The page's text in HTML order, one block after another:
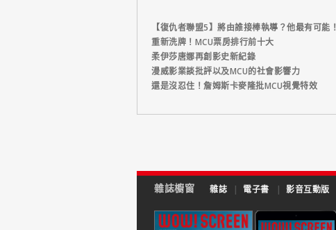
【復仇者聯盟5】將由誰接棒執導？他最有可能！
重新洗牌！MCU票房排行前十大
柔伊莎唐娜再創影史新紀錄
漫威影業談批評以及MCU的社會影響力
還是沒忍住！詹姆斯卡麥隆批MCU視覺特效
雜誌櫥窗 雜誌 | 電子書 | 影音互動版